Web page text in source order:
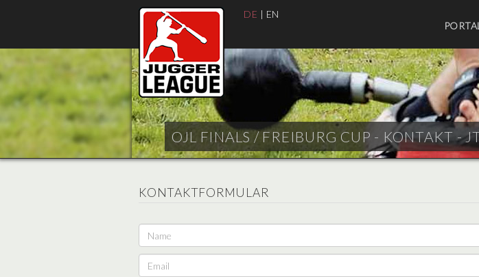
DE | EN
OJL FINALS / FREIBURG CUP - KONTAKT -
KONTAKTFORMULAR